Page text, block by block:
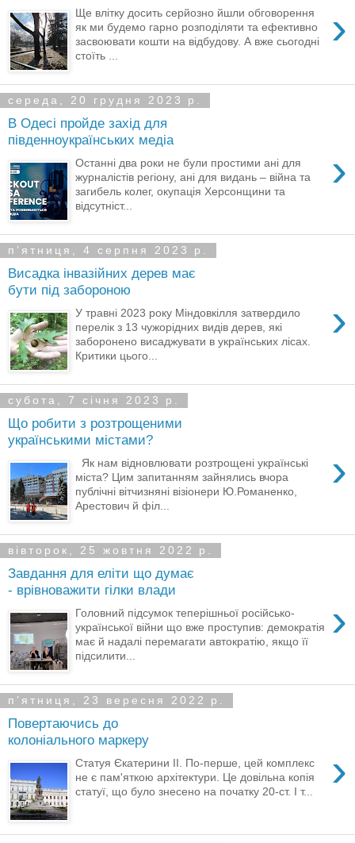
›
Ще влітку досить серйозно йшли обговорення
як ми будемо гарно розподіляти та ефективно
засвоювати кошти на відбудову. А вже сьогодні
стоїть ...
середа, 20 грудня 2023 р.
В Одесі пройде захід для
південноукраїнських медіа
›
Останні два роки не були простими ані для
журналістів регіону, ані для видань – війна та
загибель колег, окупація Херсонщини та
відсутніст...
пʼятниця, 4 серпня 2023 р.
Висадка інвазійних дерев має
бути під забороною
›
У травні 2023 року Міндовкілля затвердило
перелік з 13 чужорідних видів дерев, які
заборонено висаджувати в українських лісах.
Критики цього...
субота, 7 січня 2023 р.
Що робити з розтрощеними
українськими містами?
›
Як нам відновлювати розтрощені українські
міста? Цим запитанням зайнялись вчора
публічні вітчизняні візіонери Ю.Романенко,
Арестович й філ...
вівторок, 25 жовтня 2022 р.
Завдання для еліти що думає
- врівноважити гілки влади
›
Головний підсумок теперішньої російсько-
української війни що вже проступив: демократія
має й надалі перемагати автократію, якщо її
підсилити...
пʼятниця, 23 вересня 2022 р.
Повертаючись до
колоніального маркеру
›
Статуя Єкатерини ІІ. По-перше, цей комплекс
не є пам'яткою архітектури. Це довільна копія
статуї, що було знесено на початку 20-ст. І т...